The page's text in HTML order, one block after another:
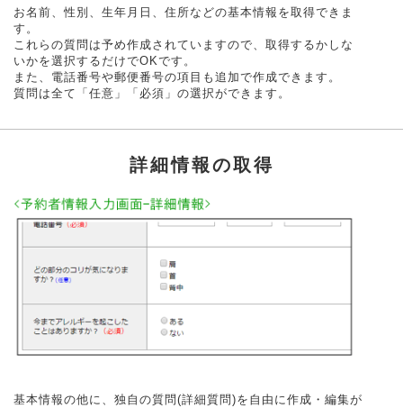
お名前、性別、生年月日、住所などの基本情報を取得できま
す。
これらの質問は予め作成されていますので、取得するかしな
いかを選択するだけでOKです。
また、電話番号や郵便番号の項目も追加で作成できます。
質問は全て「任意」「必須」の選択ができます。
詳細情報の取得
基本情報の他に、独自の質問(詳細質問)を自由に作成・編集が